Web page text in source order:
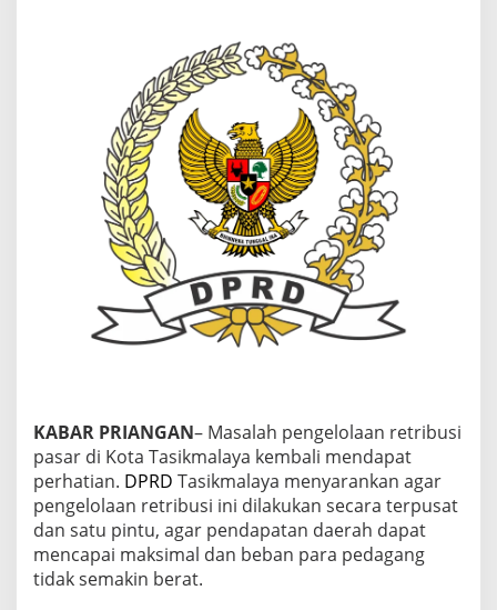
s
i
m
a
l
,
D
R
T
a
s
i
y
a
D
o
o
n
KABAR PRIANGAN– Masalah pengelolaan retribusi
pasar di Kota Tasikmalaya kembali mendapat
perhatian. DPRD Tasikmalaya menyarankan agar
pengelolaan retribusi ini dilakukan secara terpusat
dan satu pintu, agar pendapatan daerah dapat
mencapai maksimal dan beban para pedagang
tidak semakin berat.